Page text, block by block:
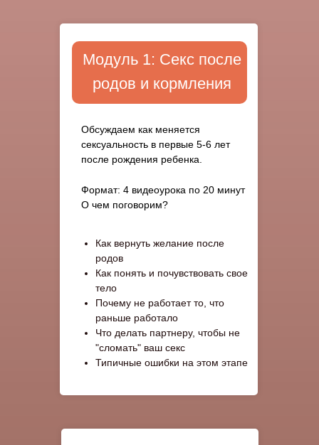
Обсуждаем как меняется
сексуальность в первые 5-6 лет
после рождения ребенка.
Формат: 4 видеоурока по 20 минут
О чем поговорим?
Как вернуть желание после
родов
Как понять и почувствовать свое
тело
Почему не работает то, что
раньше работало
Что делать партнеру, чтобы не
"сломать" ваш секс
Типичные ошибки на этом этапе
Модуль 1: Секс после
родов и кормления